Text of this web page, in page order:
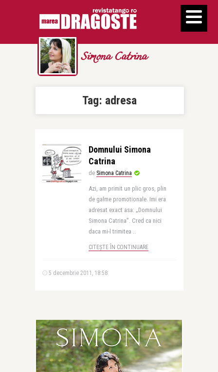
Simona Catrina
Tag: adresa
Domnului Simona
Catrina
de Simona Catrina
Azi, am primit un plic gros, plin
de galme promotionale. Imi era
adresat exact asa: „Domnului
Simona Catrina”. Cred ca nici
daca mi-l trimitea ..
CITEȘTE ÎN CONTINUARE
5 decembrie 2011, 18:58